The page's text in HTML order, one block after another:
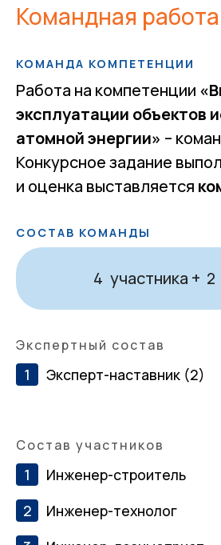
Командная работа
КОМАНДА КОМПЕТЕНЦИИ
Работа на компетенции
эксплуатации объектов
атомной энергии» –
Конкурсное задание
и оценка выставляется
СОСТАВ КОМАНДЫ
4 участника + 2
Экспертный состав
Эксперт-наставник (2)
Состав участников
Инженер-строитель
Инженер-технолог